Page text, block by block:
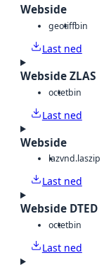
Webside
geotiffbin
Last ned
Webside ZLAS
octetbin
Last ned
Webside
lazvnd.laszip
Last ned
Webside DTED
octetbin
Last ned